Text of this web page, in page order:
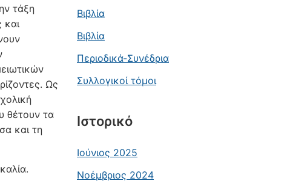
τάξη
και
Ως
θέτουν τα
και τη
Βιβλία
Βιβλία
Περιοδικά-Συνέδρια
Συλλογικοί τόμοι
Ιστορικό
Ιούνιος 2025
Νοέμβριος 2024